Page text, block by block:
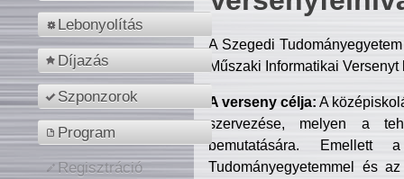
Lebonyolítás
Díjazás
Szponzorok
Program
Regisztráció
A Szegedi
Műszaki Informatikai
A verseny célja: A
szervezése, melyen a
bemutatására. Emellett
Tudományegyetemmel és